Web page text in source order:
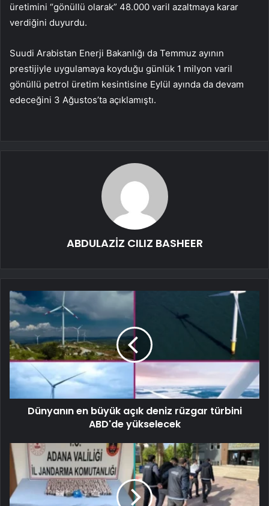
üretimini “gönüllü olarak” 48.000 varil azaltmaya karar
verdiğini duyurdu.
Suudi Arabistan Enerji Bakanlığı da Temmuz ayının
prestijiyle uygulamaya koyduğu günlük 1 milyon varil
gönüllü petrol üretim kesintisine Eylül ayında da devam
edeceğini 3 Ağustos’ta açıklamıştı.
ABDULAZİZ CILIZ BASHEER
Dünyanın en büyük açık deniz rüzgar türbini
ABD'de yükselecek